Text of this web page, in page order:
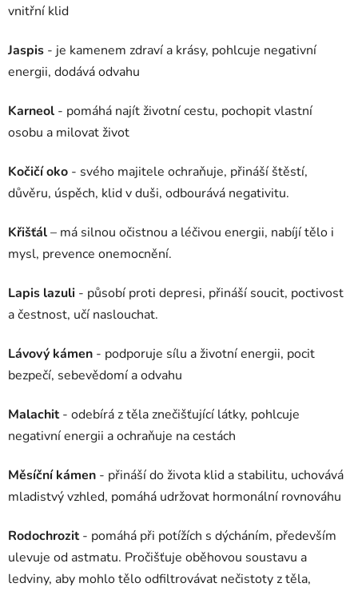
vnitřní klid
Jaspis - je kamenem zdraví a krásy, pohlcuje negativní
energii, dodává odvahu
Karneol - pomáhá najít životní cestu, pochopit vlastní
osobu a milovat život
Kočičí oko - svého majitele ochraňuje, přináší štěstí,
důvěru, úspěch, klid v duši, odbourává negativitu.
Křišťál– má silnou očistnou a léčivou energii, nabíjí tělo i
mysl, prevence onemocnění.
Lapis lazuli - působí proti depresi, přináší soucit, poctivost
a čestnost, učí naslouchat.
Lávový kámen - podporuje sílu a životní energii, pocit
bezpečí, sebevědomí a odvahu
Malachit- odebírá z těla znečišťující látky, pohlcuje
negativní energii a ochraňuje na cestách
Měsíční kámen - přináší do života klid a stabilitu, uchovává
mladistvý vzhled, pomáhá udržovat hormonální rovnováhu
Rodochrozit- pomáhá při potížích s dýcháním, především
ulevuje od astmatu. Pročišťuje oběhovou soustavu a
ledviny, aby mohlo tělo odfiltrovávat nečistoty z těla,